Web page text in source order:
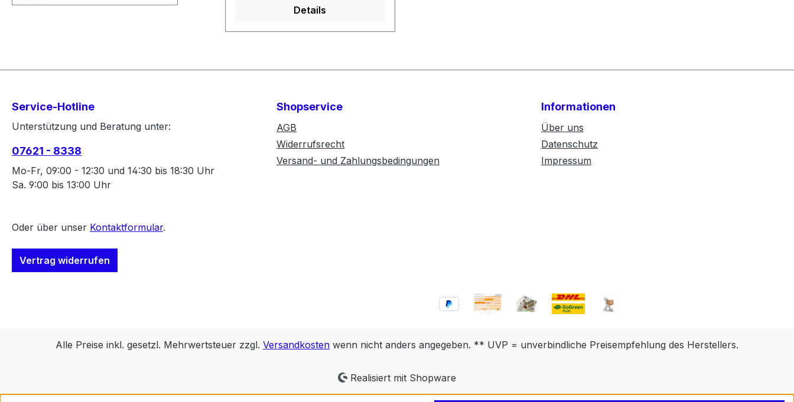
Details
Service-Hotline
Unterstützung und Beratung unter:
07621 - 8338
Mo-Fr, 09:00 - 12:30 und 14:30 bis 18:30 Uhr
Sa. 9:00 bis 13:00 Uhr
Oder über unser Kontaktformular.
Vertrag widerrufen
Shopservice
AGB
Widerrufsrecht
Versand- und Zahlungsbedingungen
Informationen
Über uns
Datenschutz
Impressum
Alle Preise inkl. gesetzl. Mehrwertsteuer zzgl. Versandkosten wenn nicht anders angegeben. ** UVP = unverbindliche Preisempfehlung des Herstellers.
Realisiert mit Shopware